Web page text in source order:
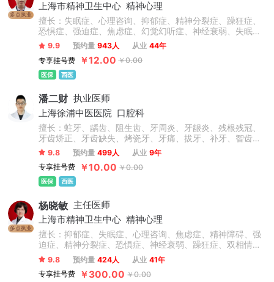
多点执业
上海市精神卫生中心 精神心理
擅长：失眠症、心理咨询、抑郁症、精神分裂症、躁狂症、
恐惧症、强迫症、焦虑症、幻觉幻听症、神经衰弱、失眠多
梦、脑损伤、精神障碍、青少年抑郁症、双相情感障碍、疑
病症、植物神经紊乱、情绪障碍心理治疗、心理干预、创伤
后应激障碍等精神心理疾病的诊断与精准个性化治疗。擅于
运用心理学原理疏导情绪问题、人际关系问题。
9.9 预约量 943人 从业 44年
专享挂号费
￥12.00 ￥0.00
医保 西医
潘二财 执业医师
上海徐浦中医医院
口腔科
擅长：蛀牙、龋齿、阻生齿、牙周炎、牙龈炎、残根残冠、
牙齿矫正、牙齿缺失、烤瓷牙、牙痛、拔牙、补牙、智齿、
根管治疗等，此外对于前牙美容修复、牙齿缺失的冠(桥)修
复、以及咬合重建的复杂义齿修复、全口义齿修复、直丝弓
矫正、自锁矫正、隐形矫正、牙齿美容、牙齿修复、烤瓷
牙、美白贴面等技术操作熟练，临床经验丰富。
9.8 预约量 499人 从业 9年
专享挂号费
￥10.00 ￥0.00
医保 西医
多点执业
杨晓敏 主任医师
上海市精神卫生中心 精神心理
擅长：抑郁症、失眠症、心理咨询、焦虑症、精神障碍、强
迫症、精神分裂症、恐惧症、神经衰弱、躁狂症、双相情感
障碍、心理障碍、神经官能症、头晕头疼、植物神经紊乱、
自闭症、儿童抽动症、人格障碍、酒精依赖症、成人/青少年
心理咨询、青少年情绪与行为障碍。
9.8 预约量 424人 从业 41年
专享挂号费
￥300.00 ￥0.00